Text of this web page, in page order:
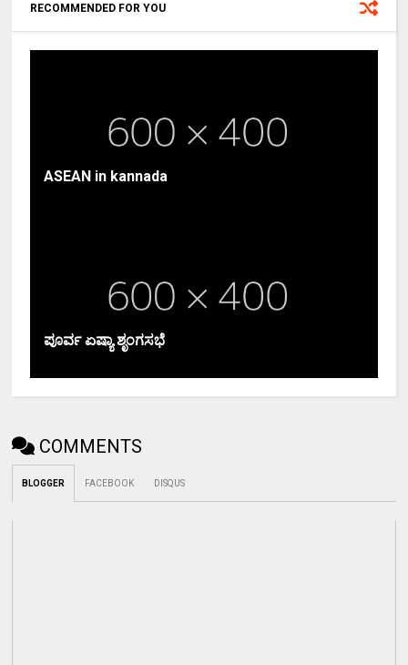
RECOMMENDED FOR YOU
ASEAN in kannada
ಪೂರ್ವ ಏಷ್ಯಾ ಶೃಂಗಸಭೆ
COMMENTS
BLOGGER FACEBOOK DISQUS